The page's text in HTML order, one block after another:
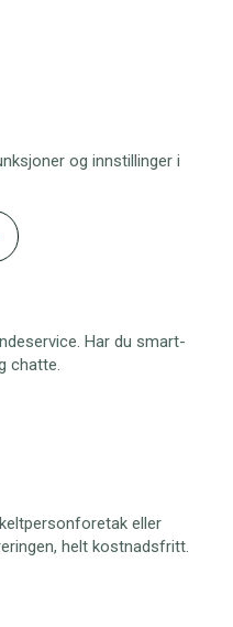
og innstillinger i
Har du smart-
chatte.
eller
helt kostnadsfritt.